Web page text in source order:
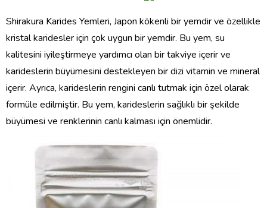
Shirakura Karides Yemleri, Japon kökenli bir yemdir ve özellikle
kristal karidesler için çok uygun bir yemdir. Bu yem, su
kalitesini iyileştirmeye yardımcı olan bir takviye içerir ve
karideslerin büyümesini destekleyen bir dizi vitamin ve mineral
içerir. Ayrıca, karideslerin rengini canlı tutmak için özel olarak
formüle edilmiştir. Bu yem, karideslerin sağlıklı bir şekilde
büyümesi ve renklerinin canlı kalması için önemlidir.